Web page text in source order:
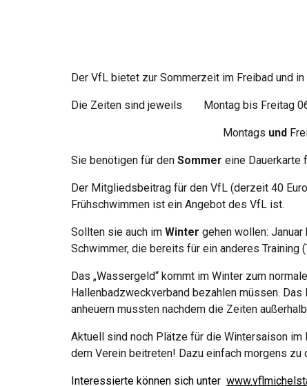
Der VfL bietetzur Sommerzeit im Freibad und
Die Zeiten sind jeweils Montag bis Freitag
Montags und
Sie benötigen für den Sommer eine Dauerkarte
Der Mitgliedsbeitrag für den VfL (derzeit 40
Frühschwimmen ist ein Angebot des VfL ist.
Sollten sie auch im Winter gehen wollen: Januar
Schwimmer, die bereits für ein anderes Training
Das „Wassergeld“ kommt im Winter zum
Hallenbadzweckverband bezahlen müssen.
anheuern mussten nachdem die Zeiten
Aktuell sind noch Plätze für die Wintersaison
dem Verein beitreten! Dazu einfach morgens
Interessierte können sich unter